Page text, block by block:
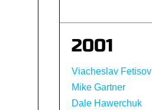
2001
Viacheslav Fetisov
Mike Gartner
Dale Hawerchuk